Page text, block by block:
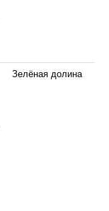
Зелёная долина